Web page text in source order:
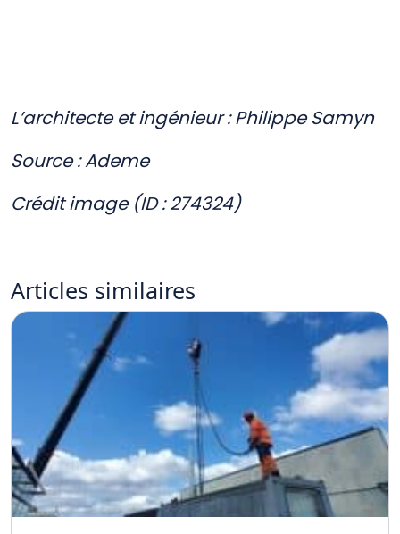
L’architecte et ingénieur : Philippe Samyn
Source : Ademe
Crédit image (ID : 274324)
Articles similaires